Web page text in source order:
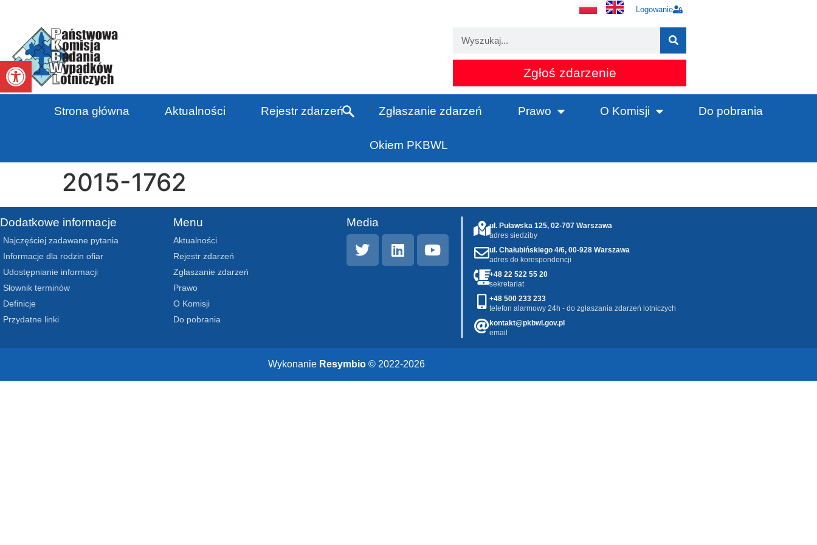
Otwórz pasek narzędzi
Logowanie
Zgłoś zdarzenie
Strona główna Aktualności Rejestr zdarzeń Zgłaszanie zdarzeń Prawo O Komisji Do pobrania
Okiem PKBWL
2015-1762
Dodatkowe informacje
Najczęściej zadawane pytania
Informacje dla rodzin ofiar
Udostępnianie informacji
Słownik terminów
Definicje
Przydatne linki
Menu
Aktualności
Rejestr zdarzeń
Zgłaszanie zdarzeń
Prawo
O Komisji
Do pobrania
Media
ul. Puławska 125, 02-707 Warszawa
adres siedziby
ul. Chałubińskiego 4/6, 00-928 Warszawa
adres do korespondencji
+48 22 522 55 20
sekretariat
+48 500 233 233
telefon alarmowy 24h - do zgłaszania zdarzeń lotniczych
kontakt@pkbwl.gov.pl
email
Wykonanie Resymbio © 2022-2026